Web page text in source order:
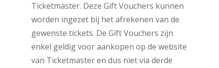
Ticketmaster. Deze Gift Vouchers kunnen
worden ingezet bij het afrekenen van de
gewenste tickets. De Gift Vouchers zijn
enkel geldig voor aankopen op de website
van Ticketmaster en dus niet via derde